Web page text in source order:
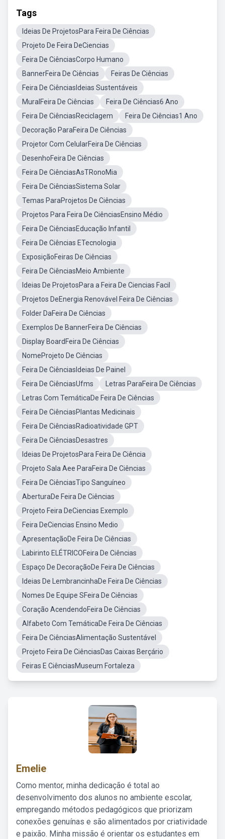
Tags
Ideias De ProjetosPara Feira De Ciências
Projeto De Feira DeCiencias
Feira De CiênciasCorpo Humano
BannerFeira De Ciências
Feiras De Ciências
Feira De CiênciasIdeias Sustentáveis
MuralFeira De Ciências
Feira De Ciências6 Ano
Feira De CiênciasReciclagem
Feira De Ciências1 Ano
Decoração ParaFeira De Ciências
Projetor Com CelularFeira De Ciências
DesenhoFeira De Ciências
Feira De CiênciasAsTRonoMia
Feira De CiênciasSistema Solar
Temas ParaProjetos De Ciências
Projetos Para Feira De CiênciasEnsino Médio
Feira De CiênciasEducação Infantil
Feira De Ciências ETecnologia
ExposiçãoFeiras De Ciências
Feira De CiênciasMeio Ambiente
Ideias De ProjetosPara a Feira De Ciencias Facil
Projetos DeEnergia Renovável Feira De Ciências
Folder DaFeira De Ciências
Exemplos De BannerFeira De Ciências
Display BoardFeira De Ciências
NomeProjeto De Ciências
Feira De CiênciasIdeias De Painel
Feira De CiênciasUfms
Letras ParaFeira De Ciências
Letras Com TemáticaDe Feira De Ciências
Feira De CiênciasPlantas Medicinais
Feira De CiênciasRadioatividade GPT
Feira De CiênciasDesastres
Ideias De ProjetosPara Feira De Ciência
Projeto Sala Aee ParaFeira De Ciências
Feira De CiênciasTipo Sanguíneo
AberturaDe Feira De Ciências
Projeto Feira DeCiencias Exemplo
Feira DeCiencias Ensino Medio
ApresentaçãoDe Feira De Ciências
Labirinto ELÉTRICOFeira De Ciências
Espaço De DecoraçãoDe Feira De Ciências
Ideias De LembrancinhaDe Feira De Ciências
Nomes De Equipe SFeira De Ciências
Coração AcendendoFeira De Ciências
Alfabeto Com TemáticaDe Feira De Ciências
Feira De CiênciasAlimentação Sustentável
Projeto Feira De CiênciasDas Caixas Berçário
Feiras E CiênciasMuseum Fortaleza
Emelie
Como mentor, minha dedicação é total ao
desenvolvimento dos alunos no ambiente escolar,
empregando métodos pedagógicos que priorizam
conexões genuínas e são alimentados por criatividade
e paixão. Minha missão é orientar os estudantes em